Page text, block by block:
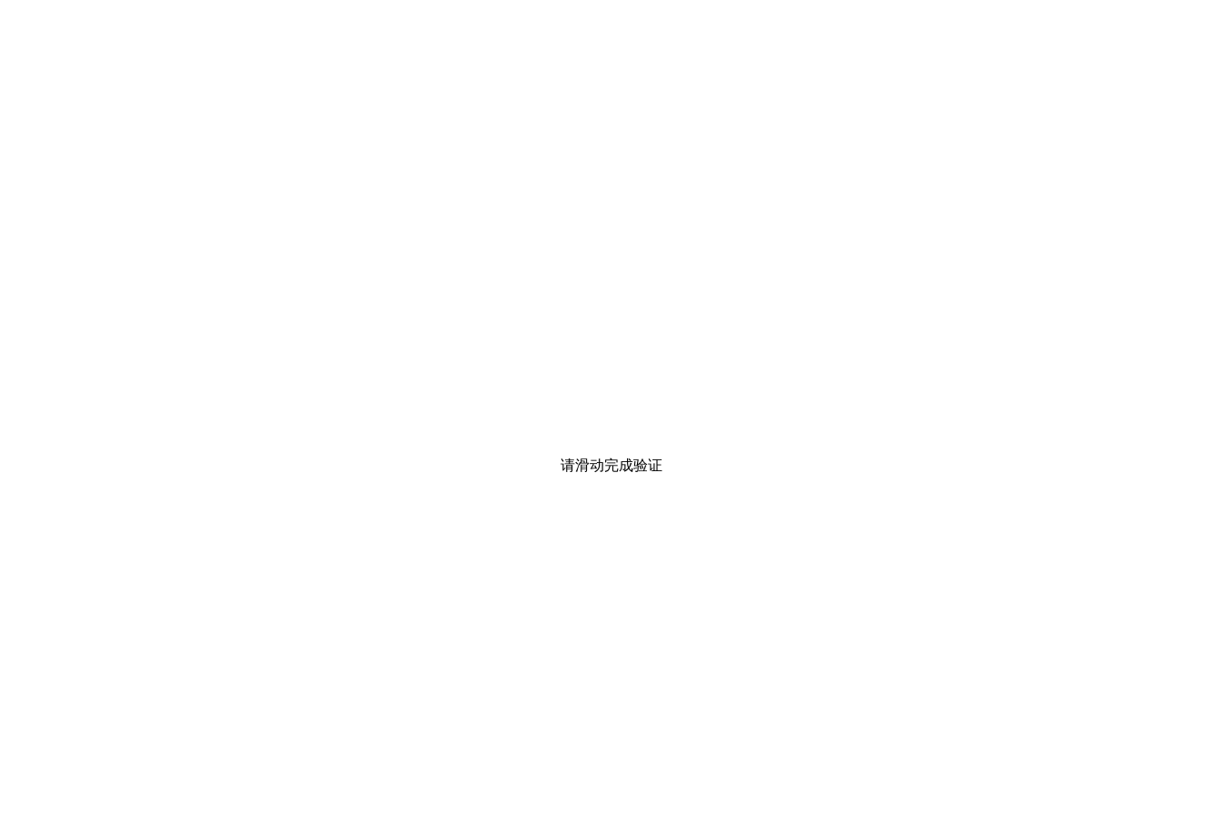
请滑动完成验证